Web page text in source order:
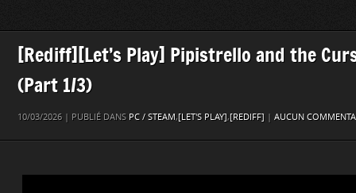
[Rediff][Let’s Play] Pipistrello and the
(Part 1/3)
10/03/2026 | PUBLIÉ DANS PC / STEAM,[LET'S PLAY],[REDIFF] AUCUN